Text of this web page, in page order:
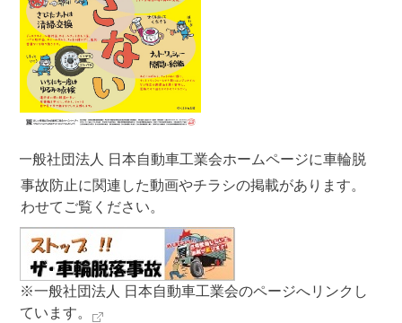
一般社団法人 日本自動車工業会ホームページに車輪脱
落事故防止に関連した動画やチラシの掲載があります。
合わせてご覧ください。
※一般社団法人 日本自動車工業会のページへリンクし
ています。